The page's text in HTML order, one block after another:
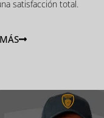
satisfacción total.